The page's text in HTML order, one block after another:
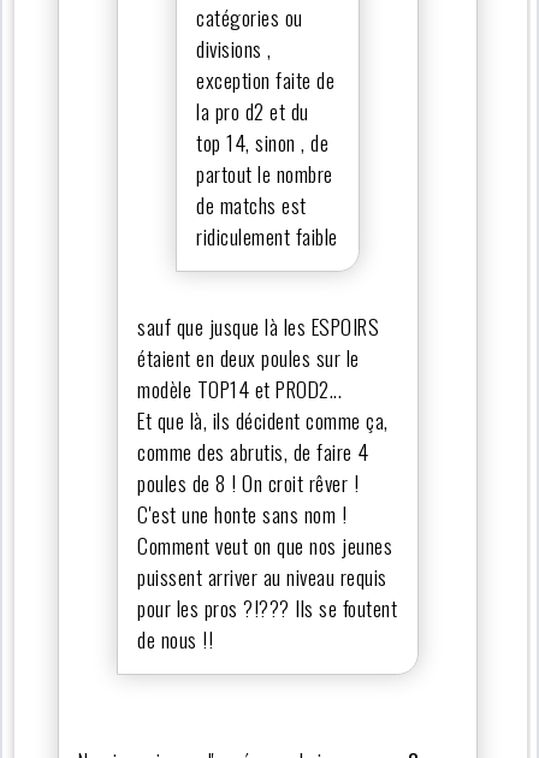
catégories ou
divisions ,
exception faite de
la pro d2 et du
top 14, sinon , de
partout le nombre
de matchs est
ridiculement faible
sauf que jusque là les ESPOIRS
étaient en deux poules sur le
modèle TOP14 et PROD2...
Et que là, ils décident comme ça,
comme des abrutis, de faire 4
poules de 8 ! On croit rêver !
C'est une honte sans nom !
Comment veut on que nos jeunes
puissent arriver au niveau requis
pour les pros ?!??? Ils se foutent
de nous !!